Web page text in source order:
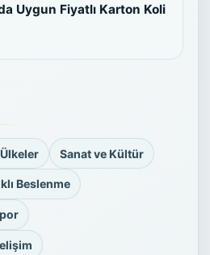
Uygun Fiyatlı Karton Koli
Sanat ve Kültür
Beslenme